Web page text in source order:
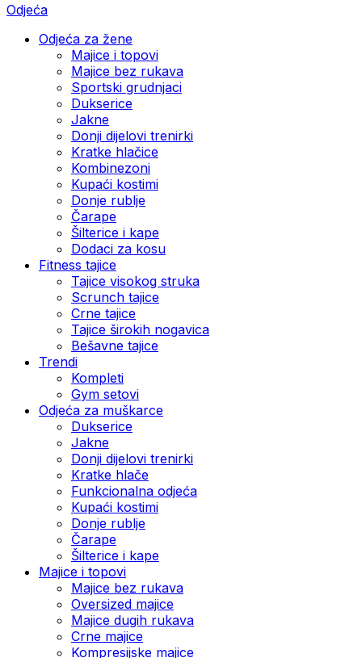
Odjeća
Odjeća za žene
Majice i topovi
Majice bez rukava
Sportski grudnjaci
Dukserice
Jakne
Donji dijelovi trenirki
Kratke hlačice
Kombinezoni
Kupaći kostimi
Donje rublje
Čarape
Šilterice i kape
Dodaci za kosu
Fitness tajice
Tajice visokog struka
Scrunch tajice
Crne tajice
Tajice širokih nogavica
Bešavne tajice
Trendi
Kompleti
Gym setovi
Odjeća za muškarce
Dukserice
Jakne
Donji dijelovi trenirki
Kratke hlače
Funkcionalna odjeća
Kupaći kostimi
Donje rublje
Čarape
Šilterice i kape
Majice i topovi
Majice bez rukava
Oversized majice
Majice dugih rukava
Crne majice
Kompresijske majice